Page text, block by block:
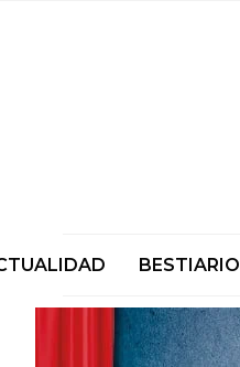
BESTIARIO